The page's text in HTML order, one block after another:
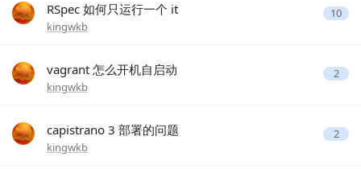
RSpec 如何只运行一个 it
kingwkb
10
vagrant 怎么开机自启动
kingwkb
2
capistrano 3 部署的问题
kingwkb
2